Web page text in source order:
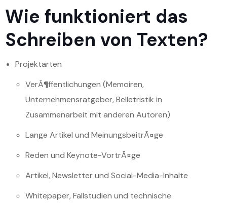
Wie funktioniert das
Schreiben von Texten?
Projektarten
VerÃ¶ffentlichungen (Memoiren,
Unternehmensratgeber, Belletristik in
Zusammenarbeit mit anderen Autoren)
Lange Artikel und MeinungsbeitrÃ¤ge
Reden und Keynote-VortrÃ¤ge
Artikel, Newsletter und Social-Media-Inhalte
Whitepaper, Fallstudien und technische